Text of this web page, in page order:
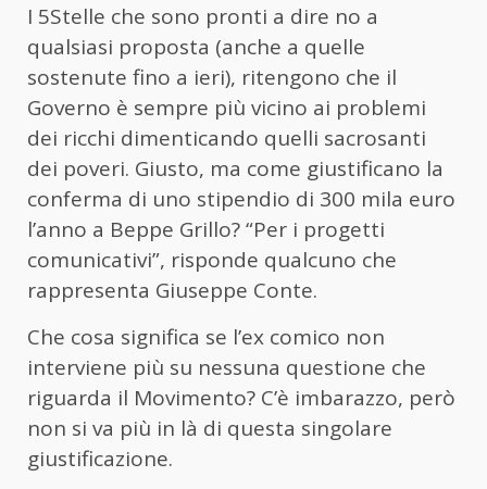
I 5Stelle che sono pronti a dire no a
qualsiasi proposta (anche a quelle
sostenute fino a ieri), ritengono che il
Governo è sempre più vicino ai problemi
dei ricchi dimenticando quelli sacrosanti
dei poveri. Giusto, ma come giustificano la
conferma di uno stipendio di 300 mila euro
l’anno a Beppe Grillo? “Per i progetti
comunicativi”, risponde qualcuno che
rappresenta Giuseppe Conte.
Che cosa significa se l’ex comico non
interviene più su nessuna questione che
riguarda il Movimento? C’è imbarazzo, però
non si va più in là di questa singolare
giustificazione.